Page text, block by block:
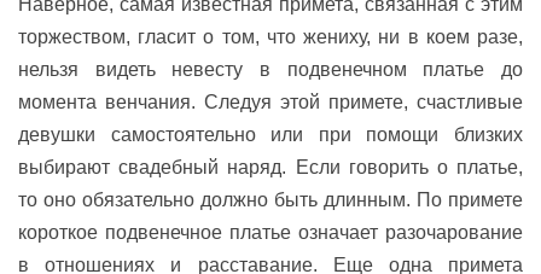
Наверное, самая известная примета, связанная с этим
торжеством, гласит о том, что жениху, ни в коем разе,
нельзя видеть невесту в подвенечном платье до
момента венчания. Следуя этой примете, счастливые
девушки самостоятельно или при помощи близких
выбирают свадебный наряд. Если говорить о платье,
то оно обязательно должно быть длинным. По примете
короткое подвенечное платье означает разочарование
в отношениях и расставание. Еще одна примета